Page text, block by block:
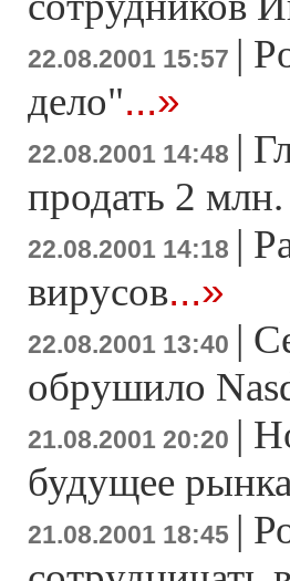
22.08.2001 15:57 |
дело"...»
22.08.2001 14:48 |
продать 2
22.08.2001 14:18 |
вирусов...»
22.08.2001 13:40 |
обрушило
21.08.2001 20:20 |
будущее
21.08.2001 18:45 |